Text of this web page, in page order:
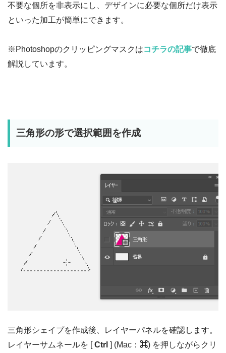
不要な個所を非表示にし、デザインに必要な個所だけ表示
といった加工が簡単にできます。
※Photoshopのクリッピングマスクはコチラの記事で徹底
解説しています。
三角形の形で選択範囲を作成
三角形シェイプを作成後、レイヤーパネルを確認します。
レイヤーサムネールを [Ctrl ] (Mac： ⌘) を押しながらクリ